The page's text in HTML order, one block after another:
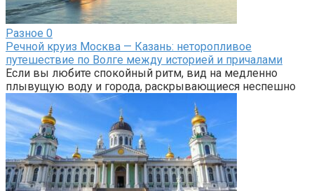
Разное 0
Речной круиз Москва — Казань: неторопливое
путешествие по Волге между историей и причалами
Если вы любите спокойный ритм, вид на медленно
плывущую воду и города, раскрывающиеся неспешно